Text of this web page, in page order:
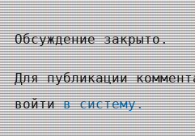
Обсуждение закрыто.
Для публикации
войтив систему.